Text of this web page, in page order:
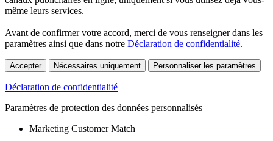
même leurs services.
Avant de confirmer votre accord, merci de vous renseigner dans les
paramètres ainsi que dans notre Déclaration de confidentialité.
Accepter Nécessaires uniquement Personnaliser les paramètres
Déclaration de confidentialité
Paramètres de protection des données personnalisés
Marketing Customer Match